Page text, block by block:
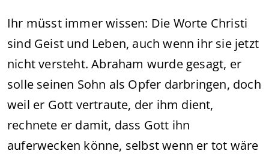
Ihr müsst immer wissen: Die Worte Christi
sind Geist und Leben, auch wenn ihr sie jetzt
nicht versteht. Abraham wurde gesagt, er
solle seinen Sohn als Opfer darbringen, doch
weil er Gott vertraute, der ihm dient,
rechnete er damit, dass Gott ihn
auferwecken könne, selbst wenn er tot wäre